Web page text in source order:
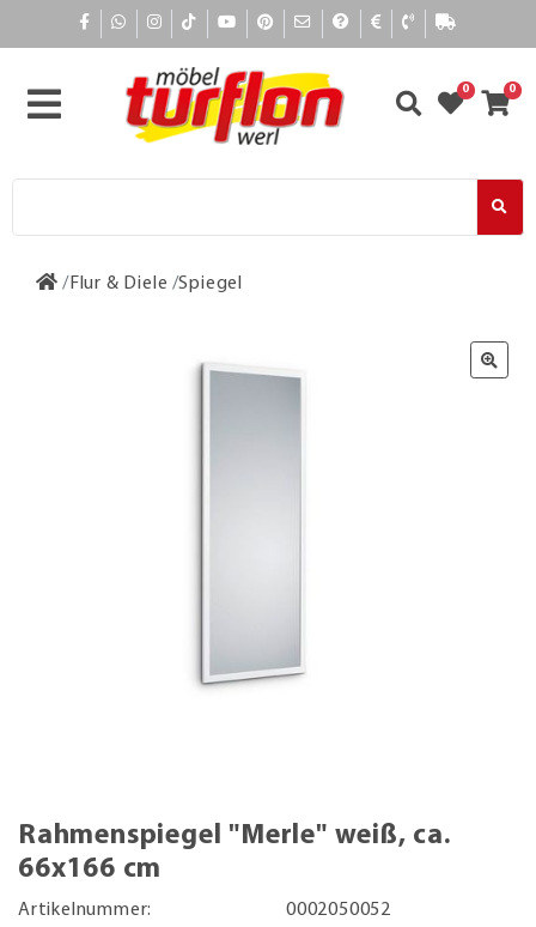
0 0
Flur & Diele Spiegel
Rahmenspiegel "Merle" weiß, ca.
66x166 cm
Artikelnummer:
0002050052